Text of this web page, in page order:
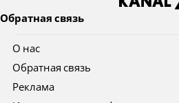
Обратная связь
О нас
Обратная связь
Реклама